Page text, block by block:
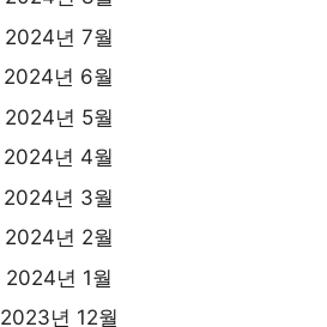
2024년 7월
2024년 6월
2024년 5월
2024년 4월
2024년 3월
2024년 2월
2024년 1월
2023년 12월